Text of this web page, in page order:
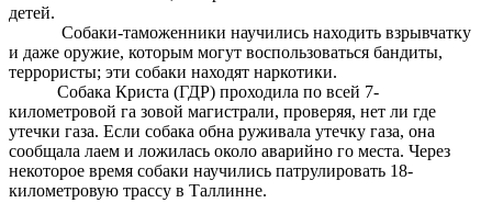
детей.
Собаки-таможенники научились находить взрывчатку
и даже оружие, которым могут воспользоваться бандиты,
террористы; эти собаки находят наркотики.
Собака Криста (ГДР) проходила по всей 7-
километровой га зовой магистрали, проверяя, нет ли где
утечки газа. Если собака обна руживала утечку газа, она
сообщала лаем и ложилась около аварийно го места. Через
некоторое время собаки научились патрулировать 18-
километровую трассу в Таллинне.